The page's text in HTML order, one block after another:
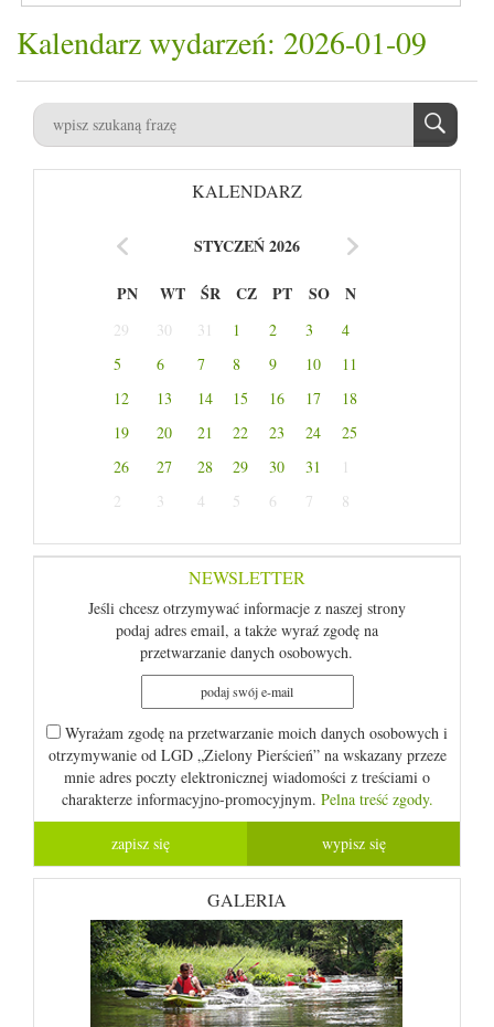
Kalendarz wydarzeń: 2026-01-09
KALENDARZ
STYCZEŃ 2026
PN WT ŚR CZ PT SO N
29 30 31 1 2 3
4
5
6 7 8 9 10
11
12
13 14 15 16 17
18
19
20 21 22 23 24
25
26
27 28 29 30 31
1
2
3 4 5 6 7 8
NEWSLETTER
Jeśli chcesz otrzymywać informacje z naszej strony
podaj adres email, a także wyraź zgodę na
przetwarzanie danych osobowych.
Wyrażam zgodę na przetwarzanie moich danych osobowych i
otrzymywanie od LGD „Zielony Pierścień” na wskazany przeze
mnie adres poczty elektronicznej wiadomości z treściami o
charakterze informacyjno-promocyjnym. Pelna treść zgody.
GALERIA